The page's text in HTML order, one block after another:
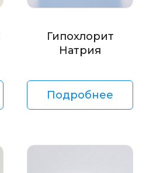
Гипохлорит
Натрия
Подробнее